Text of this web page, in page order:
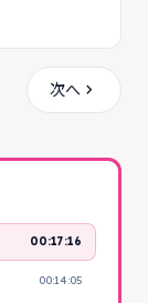
次へ chevron_right
00:17:16
00:14:05